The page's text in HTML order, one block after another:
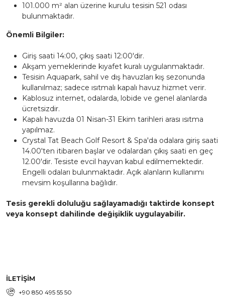
101.000 m² alan üzerine kurulu tesisin 521 odası
bulunmaktadır.
Önemli Bilgiler:
Giriş saati 14:00, çıkış saati 12:00'dir.
Akşam yemeklerinde kıyafet kuralı uygulanmaktadır.
Tesisin Aquapark, sahil ve dış havuzları kış sezonunda
kullanılmaz; sadece ısıtmalı kapalı havuz hizmet verir.
Kablosuz internet, odalarda, lobide ve genel alanlarda
ücretsizdir.
Kapalı havuzda 01 Nisan-31 Ekim tarihleri arası ısıtma
yapılmaz.
Crystal Tat Beach Golf Resort & Spa'da odalara giriş saati
14.00'ten itibaren başlar ve odalardan çıkış saati en geç
12.00'dir. Tesiste evcil hayvan kabul edilmemektedir.
Engelli odaları bulunmaktadır. Açık alanların kullanımı
mevsim koşullarına bağlıdır.
Tesis gerekli doluluğu sağlayamadığı taktirde konsept
veya konsept dahilinde değişiklik uygulayabilir.
İLETİŞİM
+90 850 495 55 50